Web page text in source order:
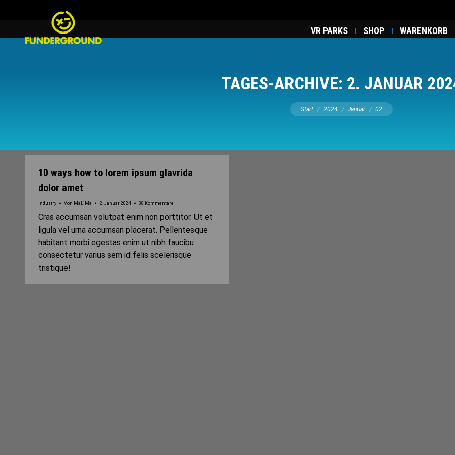
VR PARKS SHOP WARENKORB
TAGES-ARCHIVE: 2. JANUAR
Sie befinden sich hier:
Start 2024 Januar 02
10 ways how to lorem ipsum glavrida
dolor amet
Industry Von MaLiMa 2. Januar 2024 38 Kommentare
Cras accumsan volutpat enim non porttitor. Ut et
ligula vel urna accumsan placerat. Pellentesque
habitant morbi egestas enim ut nibh faucibu
consectetur varius sem id felis scelerisque
tristique!